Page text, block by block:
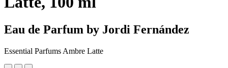
Eau de Parfum by Jordi Fernández
Essential Parfums Ambre Latte